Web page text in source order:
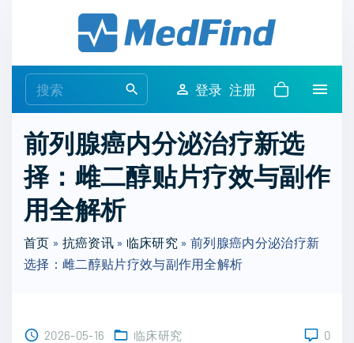
e
r
c
h
r
:
登录 注册
前列腺癌内分泌治疗新选
择：雌二醇贴片疗效与副作
用全解析
首页 » 抗癌资讯» 临床研究 »前列腺癌内分泌治疗新
选择：雌二醇贴片疗效与副作用全解析
2026-05-16 临床研究 0